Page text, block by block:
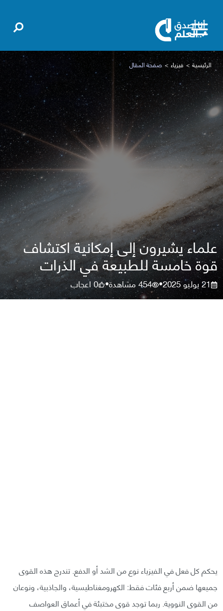
الرئيسية فيزياء صفحة المقال
علماء يشيرون إلى إمكانية اكتشاف
قوة خامسة للطبيعة في الذرات
21 يوليو 2025 •
454مشاهدة•
0اعجاب
يحكم كل فعل في الفيزياء نوع من الشد أو الدفع. تندرج هذه القوى
جميعها ضمن أربع فئات فقط: الكهرومغناطيسية، والجاذبية، ونوعان
من القوى النووية. ربما توجد قوى مختبئة في أعماق العواصف